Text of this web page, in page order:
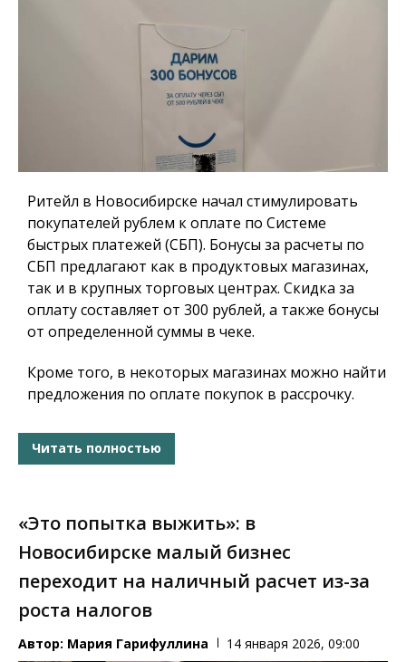
Ритейл в Новосибирске начал стимулировать
покупателей рублем к оплате по Системе
быстрых платежей (СБП). Бонусы за расчеты по
СБП предлагают как в продуктовых магазинах,
так и в крупных торговых центрах. Скидка за
оплату составляет от 300 рублей, а также бонусы
от определенной суммы в чеке.
Кроме того, в некоторых магазинах можно найти
предложения по оплате покупок в рассрочку.
Читать полностью
«Это попытка выжить»: в
Новосибирске малый бизнес
переходит на наличный расчет из-за
роста налогов
Автор: Мария Гарифуллина 14 января 2026, 09:00